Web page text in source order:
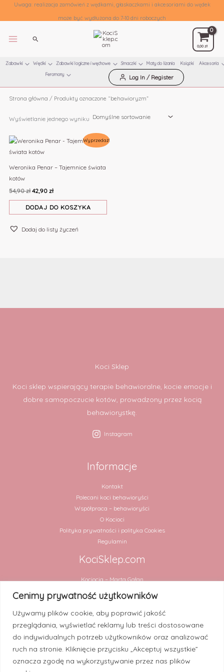
Cenimy prywatność użytkowników
Używamy plików cookie, aby poprawić jakość
przeglądania, wyświetlać reklamy lub treści dostosowane
do indywidualnych potrzeb użytkowników oraz analizować
ruch na stronie. Kliknięcie przycisku „Akceptuj wszystkie”
oznacza zgodę na wykorzystywanie przez nas plików
Przejdź
treści
Uwaga: realizacja zamówień z wędkami, głaskaczkami i akcesoriami do wędek
może być wydłużona do 7-10 dni roboczych
Szukaj
0,00zł
Zabawki Wędki Zabawki logiczne i węchowe Smaczki Maty do lizania Książki
Akcesoria
Feromony
Log In / Register
Strona główna / Produkty oznaczone “behawioryzm”
behawioryzm
Wyświetlanie jednego wyniku
Wyprzedaż!
Weronika Penar – Tajemnice świata
kotów
54,90zł
Pierwotna
wynosiła:
42,90zł
Aktualna
DODAJ DO KOSZYKA
Dodaj do listy życzeń
Koci Sklep
Koci sklep wspierający terapie behawioralne, kocie emocje i
dobre samopoczucie kotów, prowadzony przez kocią
behawiorystkę.
Instagram
Informacje
Kontakt
Polecani koci behawioryści
Współpraca – behawioryści
O Kocioci
Polityka prywatności i polityka Cookies
Regulamin
KociSklep.com
Kociocia – Marta Gałan
ul. Chmielna 2 lok. 31
00-020 Warszawa
NIP 5252909994
Numer rachunku:
30 1020 4900 0000 8302 3448 2820 (PKO BP)